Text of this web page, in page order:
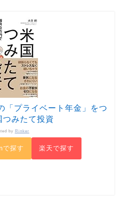
「プライベート年金」をつ
つみたて投資
by Rinker
で探す 楽天で探す